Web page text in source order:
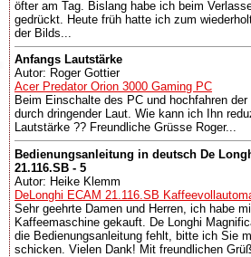
öfter am Tag. Bislang habe ich beim
gedrückt. Heute früh hatte ich zum
der Bilds...
Anfangs Lautstärke
Autor: Roger Gottier
Acer Predator Orion 3000 Gaming PC
Beim Einschalte des PC und hochfahren
durch dringender Laut. Wie kann ich Ihn
Lautstärke ?? Freundliche Grüsse Roger...
Bedienungsanleitung in deutsch De
21.116.SB - 5
Autor: Heike Klemm
DeLonghi ECAM 21.116.SB
Sehr geehrte Damen und Herren, ich habe
Kaffeemaschine gekauft. De Longhi
die Bedienungsanleitung fehlt, bitte ich Sie
schicken. Vielen Dank! Mit freundlichen